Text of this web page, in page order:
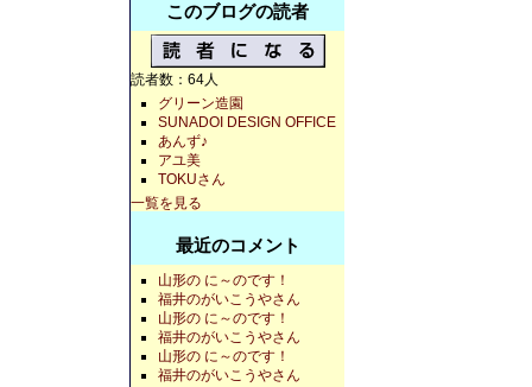
このブログの読者
読者数：64人
グリーン造園
SUNADOI DESIGN OFFICE
あんず♪
アユ美
TOKUさん
一覧を見る
最近のコメント
山形の に～のです！
福井のがいこうやさん
山形の に～のです！
福井のがいこうやさん
山形の に～のです！
福井のがいこうやさん